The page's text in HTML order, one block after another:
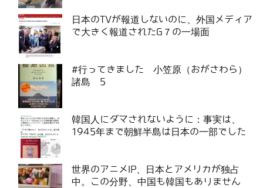
日本のTVが報道しないのに、外国メディア
で大きく報道されたG７の一場面
#行ってきました 小笠原（おがさわら）
諸島 5
韓国人にダマされないように：事実は、
1945年まで朝鮮半島は日本の一部でした
世界のアニメIP、日本とアメリカが独占
中。この分野、中国も韓国もありません